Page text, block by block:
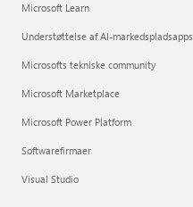
Microsoft Learn
Understøttelse af AI-markedspladsapps
Microsofts tekniske community
Microsoft Marketplace
Microsoft Power Platform
Softwarefirmaer
Visual Studio